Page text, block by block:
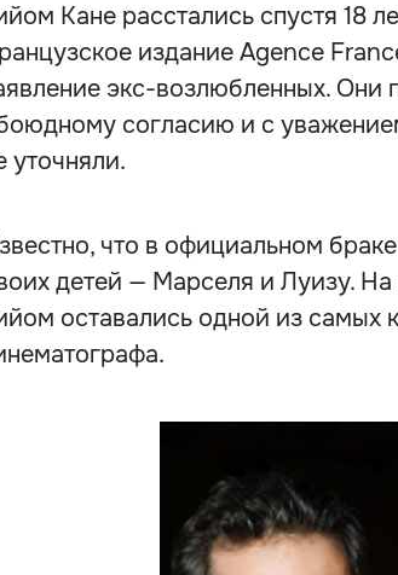
Кане расстались спустя 18
издание Agence
экс-возлюбленных. Они
согласию и с
уточняли.
что в официальном
детей — Марселя и Луизу.
оставались одной из самых